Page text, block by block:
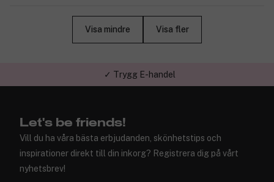
Visa mindre Visa fler
✓ Trygg E-handel
Let's be friends!
Vill du ha våra bästa erbjudanden, skönhetstips och
inspirationer direkt till din inkorg? Registrera dig på vårt
nyhetsbrev!